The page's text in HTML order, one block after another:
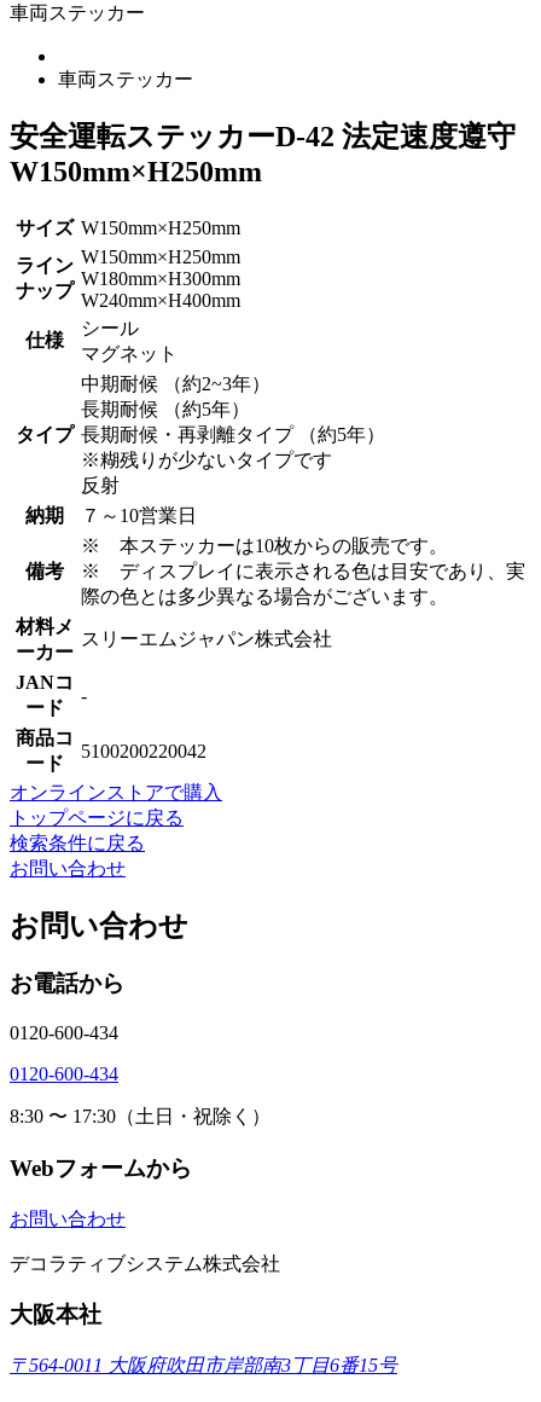
車両ステッカー
車両ステッカー
安全運転ステッカーD-42 法定速度遵守
W150mm×H250mm
サイズ W150mm×H250mm
ライン
ナップ
W150mm×H250mm
W180mm×H300mm
W240mm×H400mm
仕様
シール
マグネット
タイプ
中期耐候 （約2~3年）
長期耐候 （約5年）
長期耐候・再剥離タイプ （約5年）
※糊残りが少ないタイプです
反射
納期
７～10営業日
備考
※ 本ステッカーは10枚からの販売です。
※ ディスプレイに表示される色は目安であり、実
際の色とは多少異なる場合がございます。
材料メ
ーカー
スリーエムジャパン株式会社
JANコ
ード
-
商品コ
ード
5100200220042
オンラインストアで購入
トップページに戻る
検索条件に戻る
お問い合わせ
お問い合わせ
お電話から
0120-600-434
0120-600-434
8:30 〜 17:30（土日・祝除く）
Webフォームから
お問い合わせ
デコラティブシステム株式会社
大阪本社
〒564-0011 大阪府吹田市岸部南3丁目6番15号